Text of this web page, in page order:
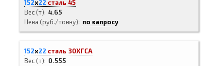
152х22 сталь 45
Вес (т) 4.65
Цена (руб./тонну)
по запросу
152х22 сталь 30ХГСА
Вес (т)
0.555